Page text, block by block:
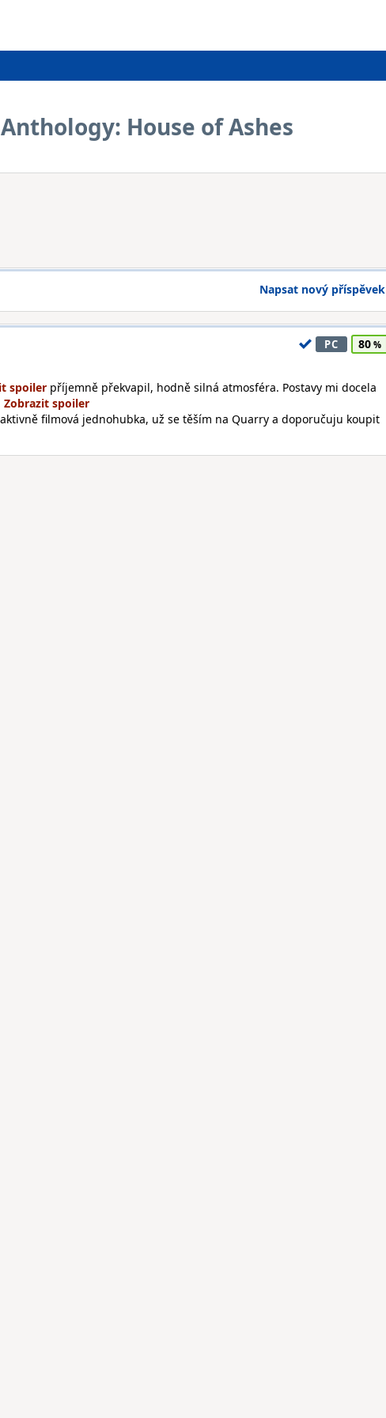
House of Ashes
Napsat nový příspěvek
PC 80
příjemně překvapil, hodně silná atmosféra. Postavy mi docela
filmová jednohubka, už se těším na Quarry a doporučuju koupit